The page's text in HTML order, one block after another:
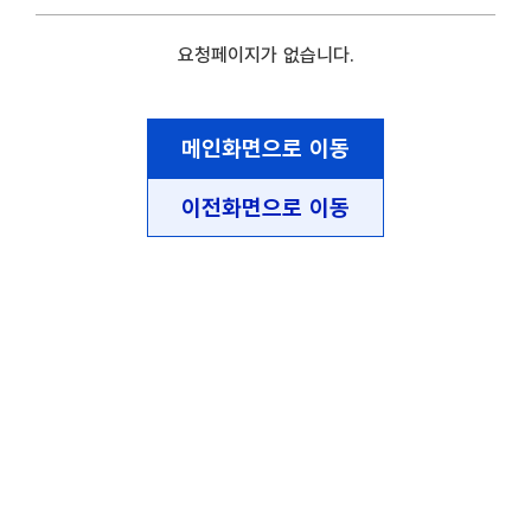
요청페이지가 없습니다.
메인화면으로 이동
이전화면으로 이동